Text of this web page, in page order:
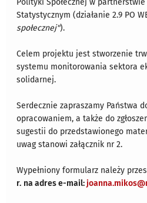
Statystycznym (działanie 2.9 PO
społecznej").
Celem projektu jest stworzenie
systemu monitorowania sektora
solidarnej.
Serdecznie zapraszamy Państwa
opracowaniem, a także do
sugestii do przedstawionego
uwag stanowi załącznik nr 2.
Wypełniony formularz należy
r. na adres e-mail: